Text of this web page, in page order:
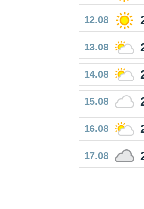
12.08
13.08
14.08
15.08
16.08
17.08